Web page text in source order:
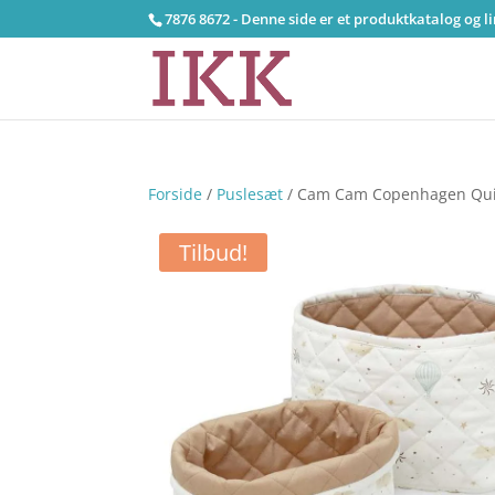
7876 8672 - Denne side er et produktkatalog
Forside / Puslesæt / Cam Cam Copenhagen
Tilbud!